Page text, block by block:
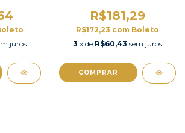
juros
R$181,29
R$172,23 com Boleto
3 x de R$60,43 sem juros
COMPRAR